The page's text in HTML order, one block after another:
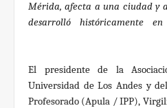
Mérida, afecta a una ciudad y
desarrolló históricamente
El presidente de la
Universidad de Los Andes y
Profesorado (Apula / IPP),